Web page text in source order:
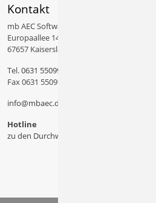
Kontakt
mb AEC Software GmbH
Europaallee 14
67657 Kaiserslautern
Tel.0631 550999 11
Fax 0631 550999 20
info@mbaec.de
Hotline
zu den Durchwahlen